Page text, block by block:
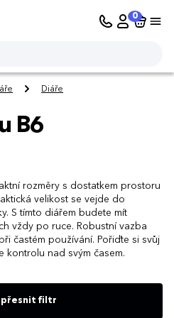
0
Diáře
B6
rozměry s dostatkem prostoru
velikost se vejde do
S tímto diářem budete mít
vždy po ruce. Robustní vazba
častém používání. Pořiďte si svůj
kontrolu nad svým časem.
filtr